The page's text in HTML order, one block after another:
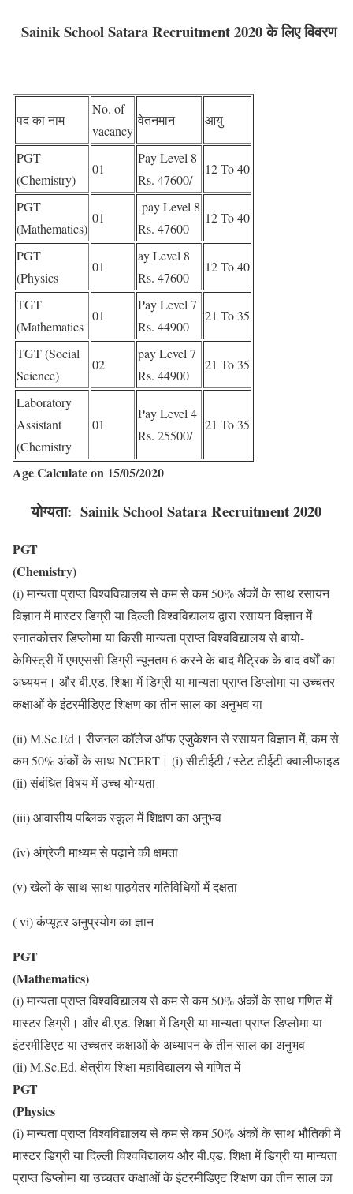
Sainik School Satara Recruitment 2020 के लिए विवरण
पद का नाम
No. of
vacancy
वेतनमान आयु
PGT
(Chemistry)
01
Pay Level 8
Rs. 47600/
12 To 40
PGT
(Mathematics)
01
pay Level 8
Rs. 47600
12 To 40
PGT
(Physics
01
ay Level 8
Rs. 47600
12 To 40
TGT
(Mathematics
01
Pay Level 7
Rs. 44900
21 To 35
TGT (Social
Science)
02
pay Level 7
Rs. 44900
21 To 35
Laboratory
Assistant
(Chemistry
01
Pay Level 4
Rs. 25500/
21 To 35
Age Calculate on 15/05/2020
योग्यता: Sainik School Satara Recruitment 2020
PGT
(Chemistry)
(i) मान्यता प्राप्त विश्वविद्यालय से कम से कम 50% अंकों के साथ रसायन
विज्ञान में मास्टर डिग्री या दिल्ली विश्वविद्यालय द्वारा रसायन विज्ञान में
स्नातकोत्तर डिप्लोमा या किसी मान्यता प्राप्त विश्वविद्यालय से बायो-
केमिस्ट्री में एमएससी डिग्री न्यूनतम 6 करने के बाद मैट्रिक के बाद वर्षों का
अध्ययन। और बी.एड. शिक्षा में डिग्री या मान्यता प्राप्त डिप्लोमा या उच्चतर
कक्षाओं के इंटरमीडिएट शिक्षण का तीन साल का अनुभव या
(ii) M.Sc.Ed। रीजनल कॉलेज ऑफ एजुकेशन से रसायन विज्ञान में, कम से
कम 50% अंकों के साथ NCERT। (i) सीटीईटी / स्टेट टीईटी क्वालीफाइड
(ii) संबंधित विषय में उच्च योग्यता
(iii) आवासीय पब्लिक स्कूल में शिक्षण का अनुभव
(iv) अंग्रेजी माध्यम से पढ़ाने की क्षमता
(v) खेलों के साथ-साथ पाठ्येतर गतिविधियों में दक्षता
( vi) कंप्यूटर अनुप्रयोग का ज्ञान
PGT
(Mathematics)
(i) मान्यता प्राप्त विश्वविद्यालय से कम से कम 50% अंकों के साथ गणित में
मास्टर डिग्री। और बी.एड. शिक्षा में डिग्री या मान्यता प्राप्त डिप्लोमा या
इंटरमीडिएट या उच्चतर कक्षाओं के अध्यापन के तीन साल का अनुभव
(ii) M.Sc.Ed. क्षेत्रीय शिक्षा महाविद्यालय से गणित में
PGT
(Physics
(i) मान्यता प्राप्त विश्वविद्यालय से कम से कम 50% अंकों के साथ भौतिकी में
मास्टर डिग्री या दिल्ली विश्वविद्यालय और बी.एड. शिक्षा में डिग्री या मान्यता
प्राप्त डिप्लोमा या उच्चतर कक्षाओं के इंटरमीडिएट शिक्षण का तीन साल का